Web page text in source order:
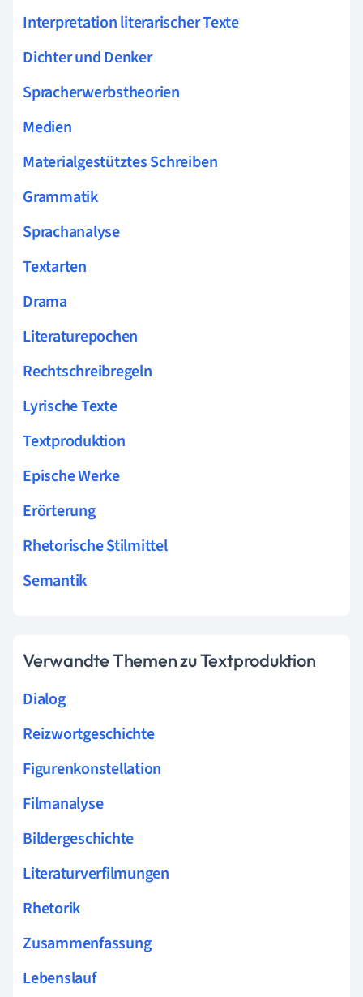
Interpretation literarischer Texte
Dichter und Denker
Spracherwerbstheorien
Medien
Materialgestütztes Schreiben
Grammatik
Sprachanalyse
Textarten
Drama
Literaturepochen
Rechtschreibregeln
Lyrische Texte
Textproduktion
Epische Werke
Erörterung
Rhetorische Stilmittel
Semantik
Verwandte Themen zu Textproduktion
Dialog
Reizwortgeschichte
Figurenkonstellation
Filmanalyse
Bildergeschichte
Literaturverfilmungen
Rhetorik
Zusammenfassung
Lebenslauf